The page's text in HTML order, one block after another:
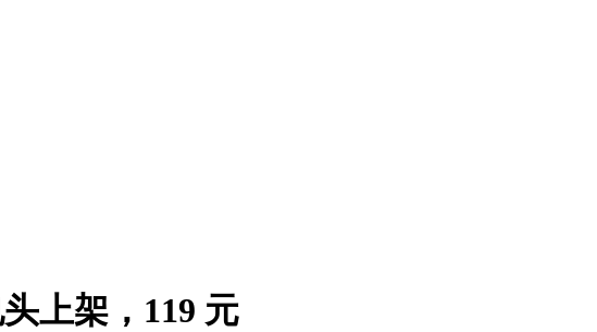
上架，119 元